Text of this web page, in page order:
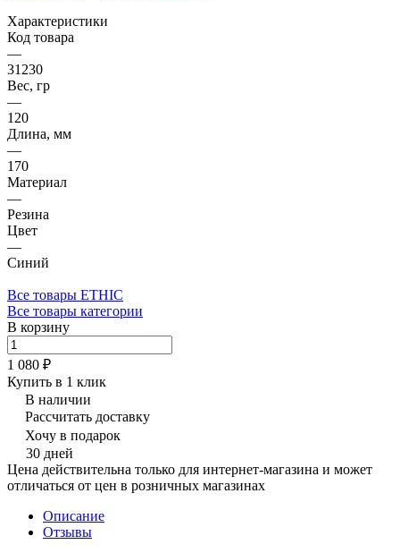
Характеристики
Код товара
—
31230
Вес, гр
—
120
Длина, мм
—
170
Материал
—
Резина
Цвет
—
Синий
Все товары ETHIC
Все товары категории
В корзину
1 080 ₽
Купить в 1 клик
В наличии
Рассчитать доставку
Хочу в подарок
30 дней
Цена действительна только для интернет-магазина и может
отличаться от цен в розничных магазинах
Описание
Отзывы